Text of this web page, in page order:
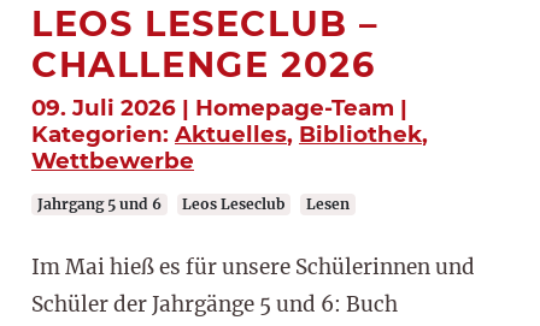
LEOS LESECLUB –
CHALLENGE 2026
09. Juli 2026 | Homepage-Team |
Kategorien: Aktuelles, Bibliothek,
Wettbewerbe
Jahrgang 5 und 6 Leos Leseclub Lesen
Im Mai hieß es für unsere Schülerinnen und
Schüler der Jahrgänge 5 und 6: Buch